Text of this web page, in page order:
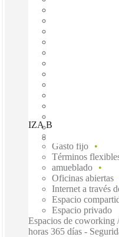
IZA BC Vistral
Gasto fijo
Términos
amueblado
Oficinas abiertas
Internet a través
Espacio
Espacio privado
Espacios de coworking
horas 365 días -